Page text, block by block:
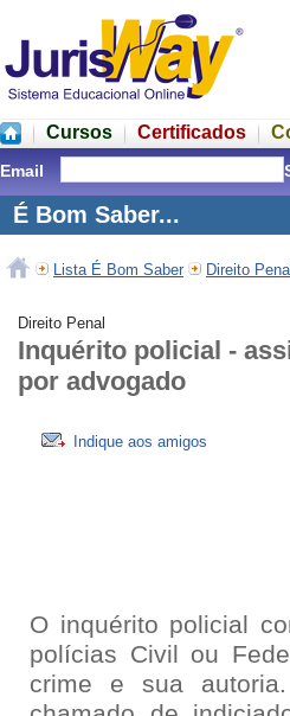
Cursos Certificados
Email
É Bom Saber...
Lista É Bom Saber Direito Penal
Direito Penal
Inquérito policial -
por advogado
Indique aos amigos
O inquérito policial
polícias Civil ou
crime e sua